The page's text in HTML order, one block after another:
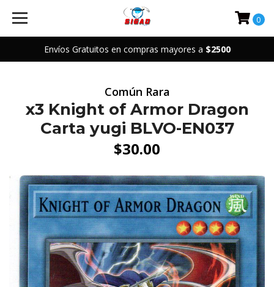
Envíos Gratuitos en compras mayores a $2500
0
Común Rara
x3 Knight of Armor Dragon
Carta yugi BLVO-EN037
$30.00